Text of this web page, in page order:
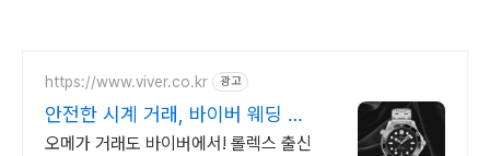
https://www.viver.co.kr 광고
안전한 시계 거래, 바이버 웨딩 프
로모션
오메가 거래도 바이버에서! 롤렉스 출신